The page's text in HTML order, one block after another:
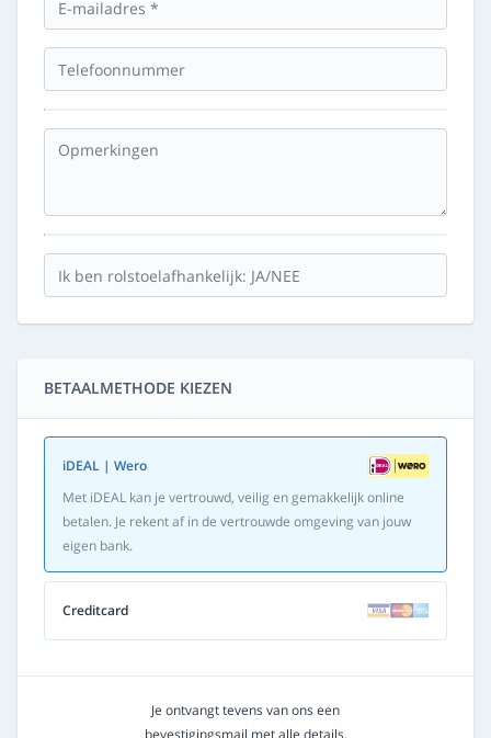
BETAALMETHODE KIEZEN
iDEAL | Wero
Met iDEAL kan je vertrouwd, veilig en gemakkelijk online
betalen. Je rekent af in de vertrouwde omgeving van jouw
eigen bank.
Creditcard
Je ontvangt tevens van ons een
bevestigingsmail met alle details.